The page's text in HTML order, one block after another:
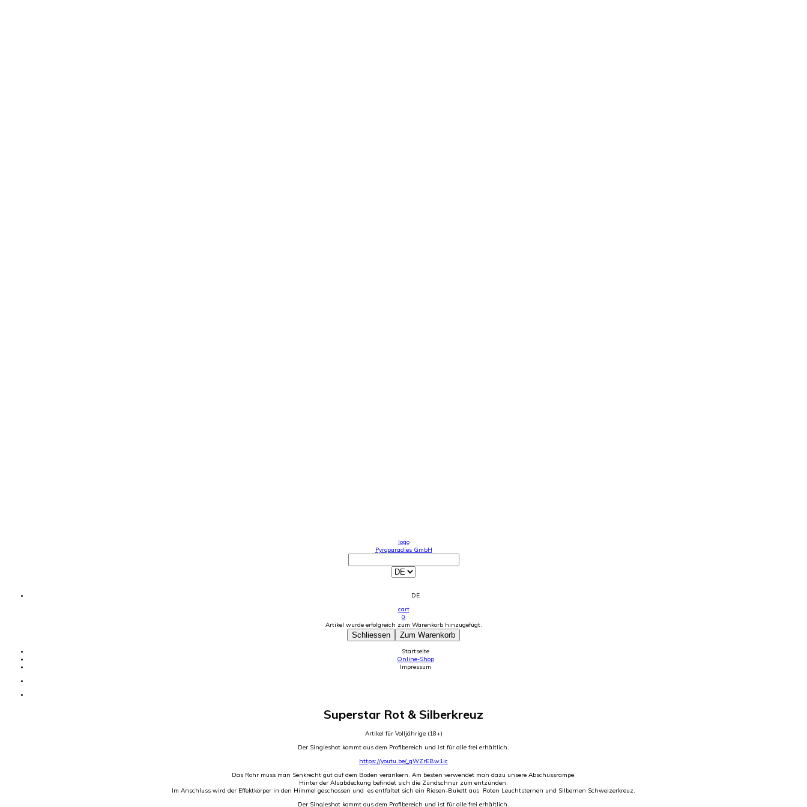
logo
Pyroparadies GmbH
DE
cart
0
Artikel wurde erfolgreich zum Warenkorb hinzugefügt.
Schliessen Zum Warenkorb
Startseite
Online-Shop
Impressum
Superstar Rot & Silberkreuz
Artikel für Volljährige (18+)
Der Singleshot kommt aus dem Profibereich und ist für alle frei erhältlich.
https://youtu.be/_qWZrEBw1ic
Das Rohr muss man Senkrecht gut auf dem Boden verankern. Am besten verwendet man dazu unsere Abschussrampe.
Hinter der Aluabdeckung befindet sich die Zündschnur zum entzünden.
Im Anschluss wird der Effektkörper in den Himmel geschossen und es entfaltet sich ein Riesen-Bukett aus Roten Leuchtsternen und Silbernen Schweizerkreuz.
Der Singleshot kommt aus dem Profibereich und ist für alle frei erhältlich.